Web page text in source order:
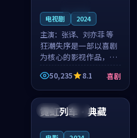
电视剧 2024
主演： 张译、刘亦菲 等
狂潮失序是一部以喜剧
为核心的影视作品，围
绕危机、反转与人物成
长展开，整体节奏紧
凑，值得推荐观看。
50,235 8.1 喜剧
英国 热播
霓虹列车·典藏